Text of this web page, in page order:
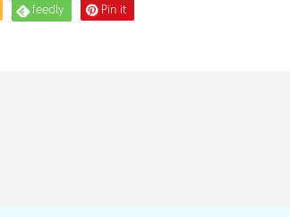
feedly Pin it